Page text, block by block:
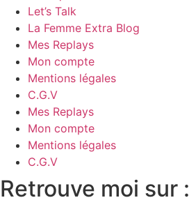
Let’s Talk
La Femme Extra Blog
Mes Replays
Mon compte
Mentions légales
C.G.V
Mes Replays
Mon compte
Mentions légales
C.G.V
Retrouve moi sur :